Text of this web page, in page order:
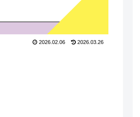
2026.02.06 2026.03.26